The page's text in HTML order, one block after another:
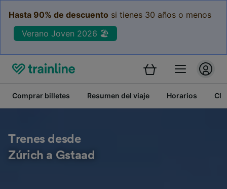
Hasta 90% de descuento si tienes 30 años o menos
Verano Joven 2026 🏖️
Comprar billetes Resumen del viaje Horarios
Trenes desde
Zúrich a Gstaad